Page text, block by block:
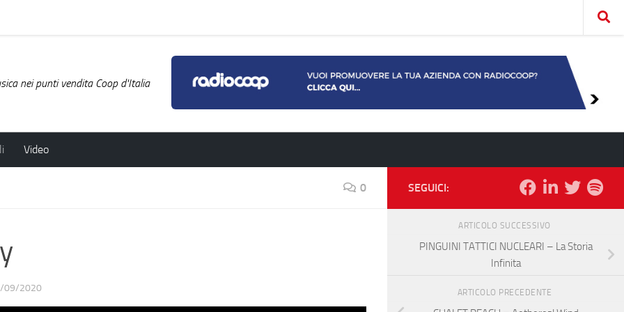
nei punti vendita Coop d'Italia
Video
0
09/2020
SEGUICI:
ARTICOLO SUCCESSIVO
PINGUINI TATTICI NUCLEARI – La Storia
Infinita
ARTICOLO PRECEDENTE